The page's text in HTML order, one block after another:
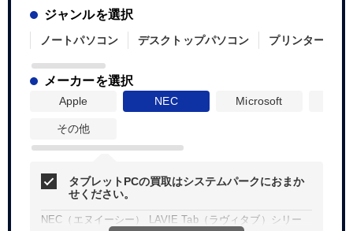
ジャンルを選択
ノートパソコン デスクトップパソコン プリンター
メーカーを選択
Apple NEC Microsoft
その他
タブレットPCの買取はシステムパークにおまか
せください。
NEC（エヌイーシー） LAVIE Tab（ラヴィタブ）シリー